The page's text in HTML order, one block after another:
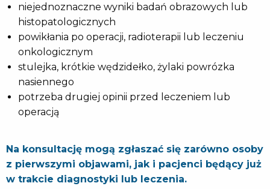
niejednoznaczne wyniki badań obrazowych lub
histopatologicznych
powikłania po operacji, radioterapii lub leczeniu
onkologicznym
stulejka, krótkie wędzidełko, żylaki powrózka
nasiennego
potrzeba drugiej opinii przed leczeniem lub
operacją
Na konsultację mogą zgłaszać się zarówno osoby
z pierwszymi objawami, jak i pacjenci będący już
w trakcie diagnostyki lub leczenia.